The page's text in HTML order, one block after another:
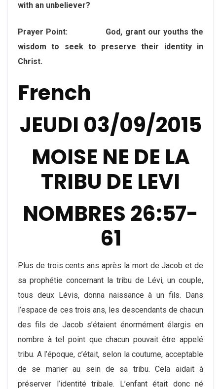
with an unbeliever?
Prayer Point: God, grant our youths the
wisdom to seek to preserve their identity in
Christ.
French
JEUDI 03/09/2015
MOISE NE DE LA
TRIBU DE LEVI
NOMBRES 26:57-
61
Plus de trois cents ans après la mort de Jacob et de
sa prophétie concernant la tribu de Lévi, un couple,
tous deux Lévis, donna naissance à un fils. Dans
l’espace de ces trois ans, les descendants de chacun
des fils de Jacob s’étaient énormément élargis en
nombre à tel point que chacun pouvait être appelé
tribu. A l’époque, c’était, selon la coutume, acceptable
de se marier au sein de sa tribu. Cela aidait à
préserver l’identité tribale. L’enfant était donc né